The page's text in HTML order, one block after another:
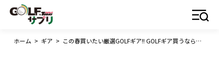
ホーム > ギア > この春買いたい厳選GOLFギア!! GOLFギア買うなら、ゴルフショップへ行こう!! キャスコ編